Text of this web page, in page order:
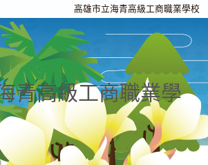
高雄市立海青高級工商職業學校
青高級工商職業學